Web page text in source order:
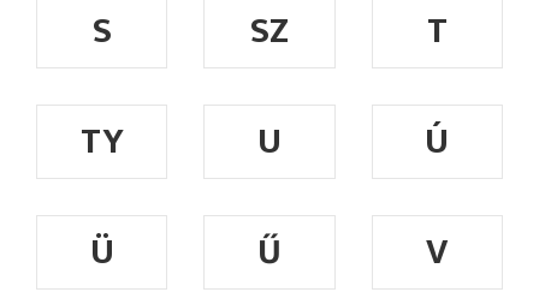
S
SZ
T
TY
U
Ú
Ü
Ű
V